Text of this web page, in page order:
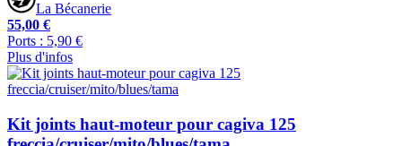
La Bécanerie
55,00 €
Ports : 5,90 €
Plus d'infos
Kit joints haut-moteur pour cagiva 125